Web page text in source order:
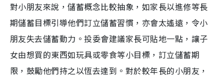
對小朋友來說，儲蓄概念比較抽象，如家長以進修等長
期儲蓄目標引導他們訂立儲蓄習慣，亦會太遙遠，令小
朋友失去儲蓄動力。投委會建議家長可貼地一點，讓子
女由想買的東西如玩具或零食等小目標，訂立儲蓄期
限，鼓勵他們持之以恆去達到。對於較年長的小朋友，